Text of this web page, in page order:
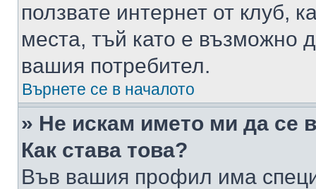
ползвате интернет от клуб,
места, тъй като е възможно
вашия потребител.
Върнете се в началото
» Не искам името ми да се
Как става това?
Във вашия профил има